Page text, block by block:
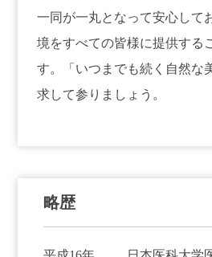
一同が一丸となって安心して
境をすべての皆様に提供する
す。「いつまでも続く自然な
求して参りましょう。
略歴